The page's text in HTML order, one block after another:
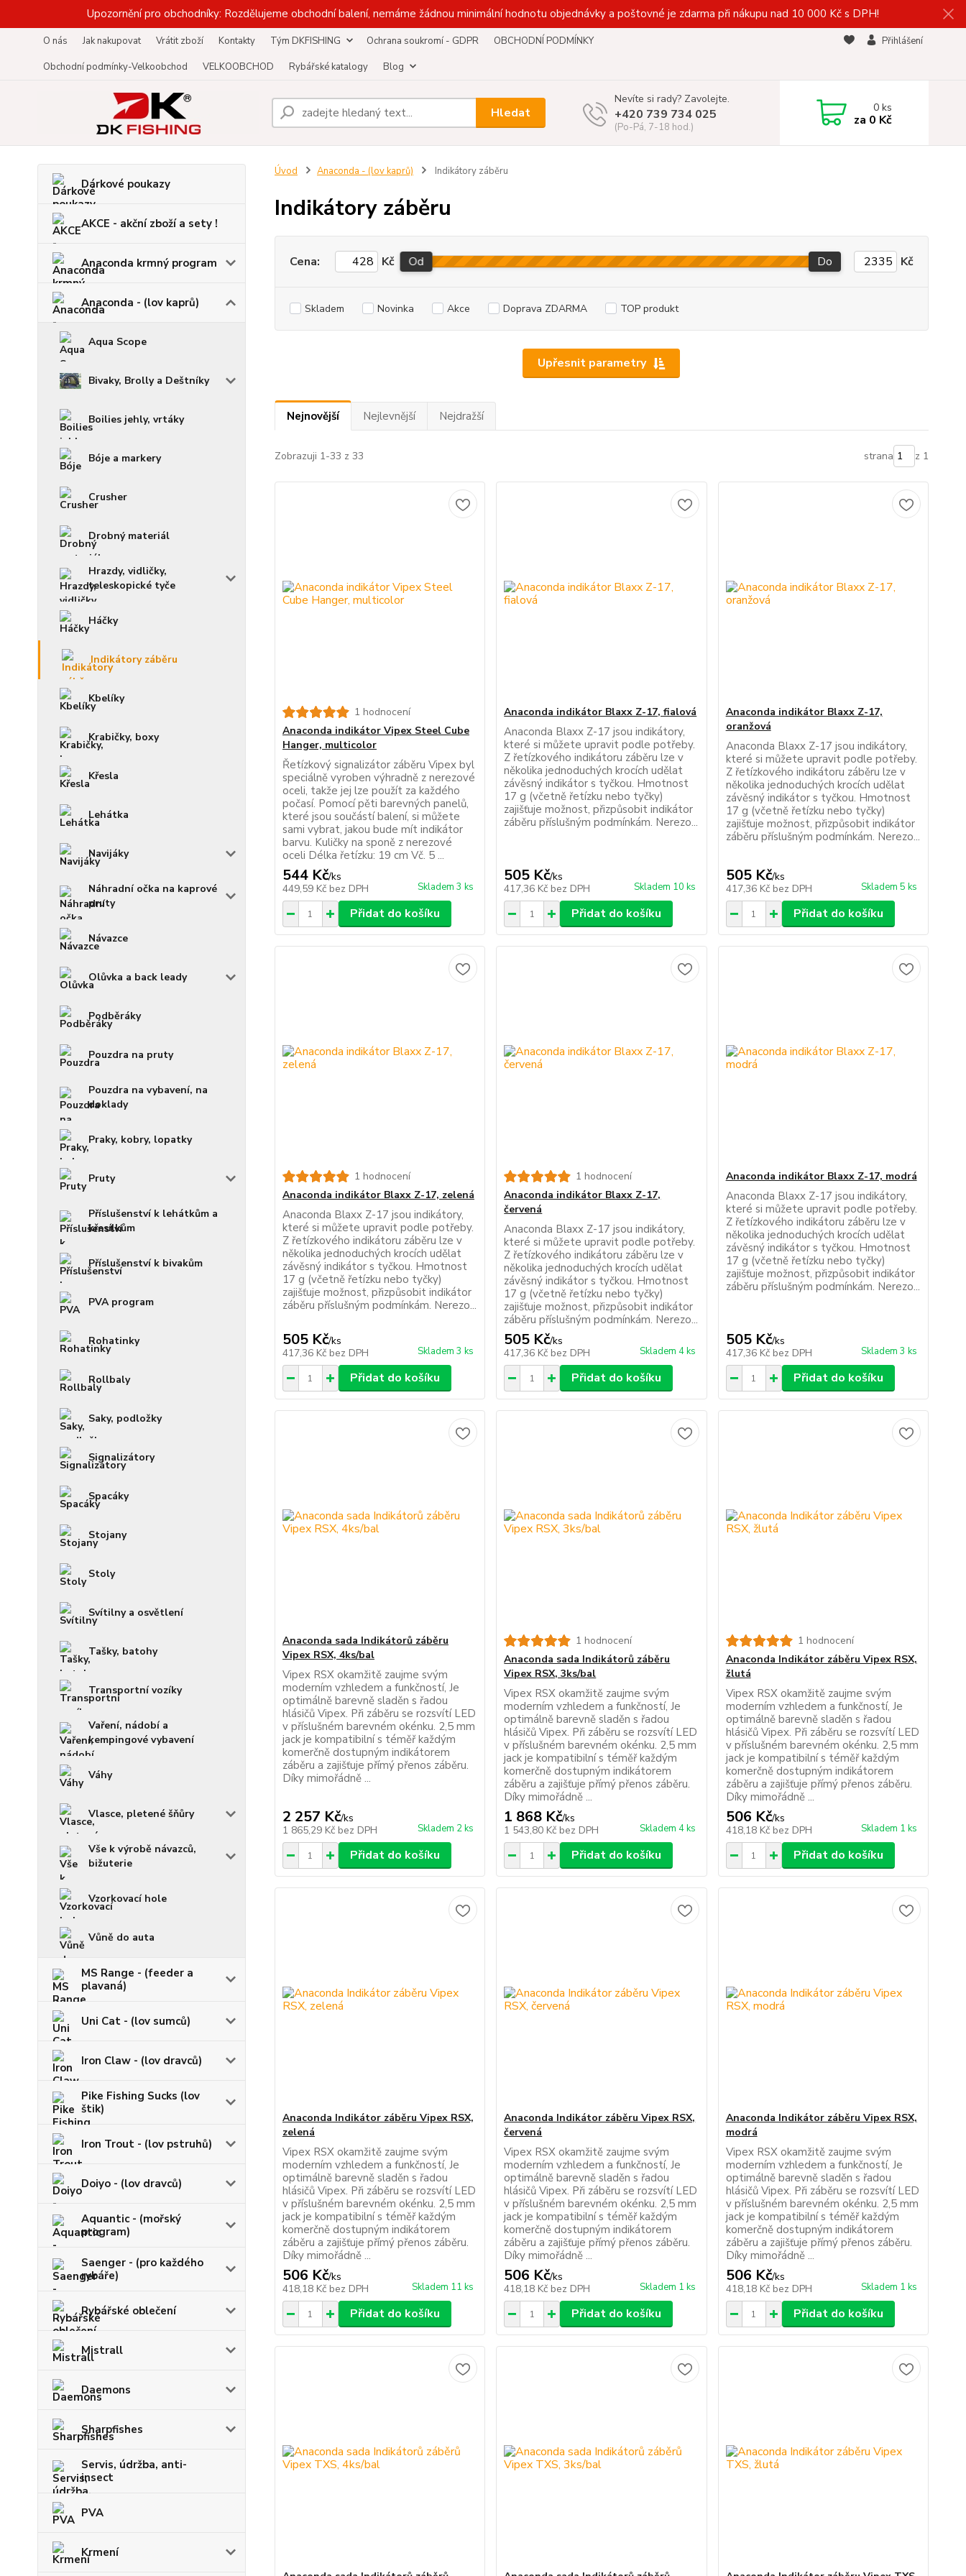
Upozornění pro obchodníky: Rozdělujeme obchodní balení, nemáme žádnou minimální hodnotu objednávky a poštovné je zdarma při nákupu nad 10 000 Kč s DPH!
O nás Jak nakupovat Vrátit zboží Kontakty Tým DKFISHING Ochrana soukromí - GDPR
OBCHODNÍ PODMÍNKY
Obchodní podmínky-Velkoobchod
VELKOOBCHOD Rybářské katalogy Blog
Přihlášení
Hledat
Nevíte si rady? Zavolejte.
+420 739 734 025
(Po-Pá, 7-18 hod.)
0ks
za 0 Kč
Dárkové poukazy
AKCE - akční zboží a sety !
Anaconda krmný program
Anaconda - (lov kaprů)
Aqua Scope
Bivaky, Brolly a Deštníky
Boilies jehly, vrtáky
Bóje a markery
Crusher
Drobný materiál
Hrazdy, vidličky,
teleskopické tyče
Háčky
Indikátory záběru
Kbelíky
Krabičky, boxy
Křesla
Lehátka
Navijáky
Náhradní očka na kaprové
pruty
Návazce
Olůvka a back leady
Podběráky
Pouzdra na pruty
Pouzdra na vybavení, na
doklady
Praky, kobry, lopatky
Pruty
Příslušenství k lehátkům a
křesílkům
Příslušenství k bivakům
PVA program
Rohatinky
Rollbaly
Saky, podložky
Signalizátory
Spacáky
Stojany
Stoly
Svítilny a osvětlení
Tašky, batohy
Transportní vozíky
Vaření, nádobí a
kempingové vybavení
Váhy
Vlasce, pletené šňůry
Vše k výrobě návazců,
bižuterie
Vzorkovací hole
Vůně do auta
MS Range - (feeder a
plavaná)
Uni Cat - (lov sumců)
Iron Claw - (lov dravců)
Pike Fishing Sucks (lov
štik)
Iron Trout - (lov pstruhů)
Doiyo - (lov dravců)
Aquantic - (mořský
program)
Saenger - (pro každého
rybáře)
Rybářské oblečení
Mistrall
Daemons
Sharpfishes
Servis, údržba, anti-
insect
PVA
Krmení
Úvod Anaconda - (lov kaprů) Indikátory záběru
Indikátory záběru
Upřesnit parametry
Cena: Kč Od Do Kč
Skladem Novinka Akce Doprava ZDARMA TOP produkt
Nejnovější Nejlevnější Nejdražší
Zobrazuji 1-33 z 33 strana z 1
1 hodnocení
Anaconda indikátor Vipex Steel Cube
Hanger, multicolor
Řetízkový signalizátor záběru Vipex byl
speciálně vyroben výhradně z nerezové
oceli, takže jej lze použít za každého
počasí. Pomocí pěti barevných panelů,
které jsou součástí balení, si můžete
sami vybrat, jakou bude mít indikátor
barvu. Kuličky na sponě z nerezové
oceli Délka řetízku: 19 cm Vč. 5 ...
544 Kč/ks
449,59 Kč bez DPH Skladem 3 ks
Přidat do košíku
Anaconda indikátor Blaxx Z-17, fialová
Anaconda Blaxx Z-17 jsou indikátory,
které si můžete upravit podle potřeby.
Z řetízkového indikátoru záběru lze v
několika jednoduchých krocích udělat
závěsný indikátor s tyčkou. Hmotnost
17 g (včetně řetízku nebo tyčky)
zajišťuje možnost, přizpůsobit indikátor
záběru příslušným podmínkám. Nerezo...
505 Kč/ks
417,36 Kč bez DPH Skladem 10 ks
Přidat do košíku
Anaconda indikátor Blaxx Z-17,
oranžová
Anaconda Blaxx Z-17 jsou indikátory,
které si můžete upravit podle potřeby.
Z řetízkového indikátoru záběru lze v
několika jednoduchých krocích udělat
závěsný indikátor s tyčkou. Hmotnost
17 g (včetně řetízku nebo tyčky)
zajišťuje možnost, přizpůsobit indikátor
záběru příslušným podmínkám. Nerezo...
505 Kč/ks
417,36 Kč bez DPH Skladem 5 ks
Přidat do košíku
1 hodnocení
Anaconda indikátor Blaxx Z-17, zelená
Anaconda Blaxx Z-17 jsou indikátory,
které si můžete upravit podle potřeby.
Z řetízkového indikátoru záběru lze v
několika jednoduchých krocích udělat
závěsný indikátor s tyčkou. Hmotnost
17 g (včetně řetízku nebo tyčky)
zajišťuje možnost, přizpůsobit indikátor
záběru příslušným podmínkám. Nerezo...
505 Kč/ks
417,36 Kč bez DPH Skladem 3 ks
Přidat do košíku
1 hodnocení
Anaconda indikátor Blaxx Z-17,
červená
Anaconda Blaxx Z-17 jsou indikátory,
které si můžete upravit podle potřeby.
Z řetízkového indikátoru záběru lze v
několika jednoduchých krocích udělat
závěsný indikátor s tyčkou. Hmotnost
17 g (včetně řetízku nebo tyčky)
zajišťuje možnost, přizpůsobit indikátor
záběru příslušným podmínkám. Nerezo...
505 Kč/ks
417,36 Kč bez DPH Skladem 4 ks
Přidat do košíku
Anaconda indikátor Blaxx Z-17, modrá
Anaconda Blaxx Z-17 jsou indikátory,
které si můžete upravit podle potřeby.
Z řetízkového indikátoru záběru lze v
několika jednoduchých krocích udělat
závěsný indikátor s tyčkou. Hmotnost
17 g (včetně řetízku nebo tyčky)
zajišťuje možnost, přizpůsobit indikátor
záběru příslušným podmínkám. Nerezo...
505 Kč/ks
417,36 Kč bez DPH Skladem 3 ks
Přidat do košíku
Anaconda sada Indikátorů záběru
Vipex RSX, 4ks/bal
Vipex RSX okamžitě zaujme svým
moderním vzhledem a funkčností, Je
optimálně barevně sladěn s řadou
hlásičů Vipex. Při záběru se rozsvítí LED
v příslušném barevném okénku. 2,5 mm
jack je kompatibilní s téměř každým
komerčně dostupným indikátorem
záběru a zajišťuje přímý přenos záběru.
Díky mimořádně ...
2 257 Kč/ks
1 865,29 Kč bez DPH Skladem 2 ks
Přidat do košíku
1 hodnocení
Anaconda sada Indikátorů záběru
Vipex RSX, 3ks/bal
Vipex RSX okamžitě zaujme svým
moderním vzhledem a funkčností, Je
optimálně barevně sladěn s řadou
hlásičů Vipex. Při záběru se rozsvítí LED
v příslušném barevném okénku. 2,5 mm
jack je kompatibilní s téměř každým
komerčně dostupným indikátorem
záběru a zajišťuje přímý přenos záběru.
Díky mimořádně ...
1 868 Kč/ks
1 543,80 Kč bez DPH Skladem 4 ks
Přidat do košíku
1 hodnocení
Anaconda Indikátor záběru Vipex RSX,
žlutá
Vipex RSX okamžitě zaujme svým
moderním vzhledem a funkčností, Je
optimálně barevně sladěn s řadou
hlásičů Vipex. Při záběru se rozsvítí LED
v příslušném barevném okénku. 2,5 mm
jack je kompatibilní s téměř každým
komerčně dostupným indikátorem
záběru a zajišťuje přímý přenos záběru.
Díky mimořádně ...
506 Kč/ks
418,18 Kč bez DPH Skladem 1 ks
Přidat do košíku
Anaconda Indikátor záběru Vipex RSX,
zelená
Vipex RSX okamžitě zaujme svým
moderním vzhledem a funkčností, Je
optimálně barevně sladěn s řadou
hlásičů Vipex. Při záběru se rozsvítí LED
v příslušném barevném okénku. 2,5 mm
jack je kompatibilní s téměř každým
komerčně dostupným indikátorem
záběru a zajišťuje přímý přenos záběru.
Díky mimořádně ...
506 Kč/ks
418,18 Kč bez DPH Skladem 11 ks
Přidat do košíku
Anaconda Indikátor záběru Vipex RSX,
červená
Vipex RSX okamžitě zaujme svým
moderním vzhledem a funkčností, Je
optimálně barevně sladěn s řadou
hlásičů Vipex. Při záběru se rozsvítí LED
v příslušném barevném okénku. 2,5 mm
jack je kompatibilní s téměř každým
komerčně dostupným indikátorem
záběru a zajišťuje přímý přenos záběru.
Díky mimořádně ...
506 Kč/ks
418,18 Kč bez DPH Skladem 1 ks
Přidat do košíku
Anaconda Indikátor záběru Vipex RSX,
modrá
Vipex RSX okamžitě zaujme svým
moderním vzhledem a funkčností, Je
optimálně barevně sladěn s řadou
hlásičů Vipex. Při záběru se rozsvítí LED
v příslušném barevném okénku. 2,5 mm
jack je kompatibilní s téměř každým
komerčně dostupným indikátorem
záběru a zajišťuje přímý přenos záběru.
Díky mimořádně ...
506 Kč/ks
418,18 Kč bez DPH Skladem 1 ks
Přidat do košíku